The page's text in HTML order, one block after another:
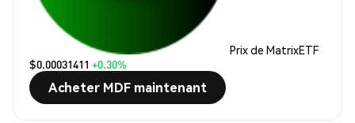
Prix de MatrixETF
$0.00031411 +0.30%
Acheter MDF maintenant